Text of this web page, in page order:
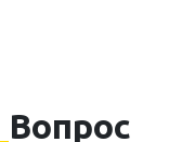
Вопрос